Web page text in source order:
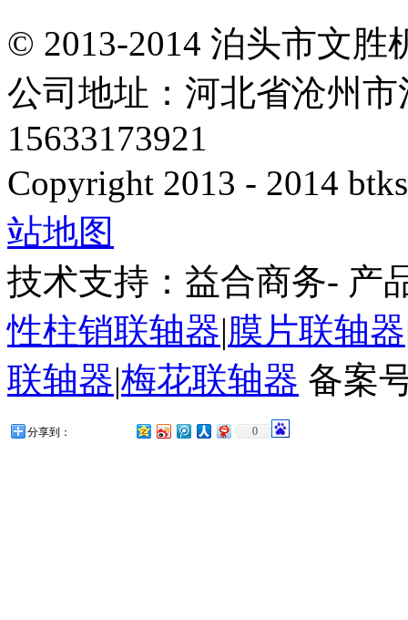
© 2013-2014 泊头市文胜
公司地址：河北省沧州
15633173921
Copyright 2013 - 2014
站地图
技术支持：益合商务- 产
性柱销联轴器|膜片联轴器
联轴器|梅花联轴器 备案
分享到： 0